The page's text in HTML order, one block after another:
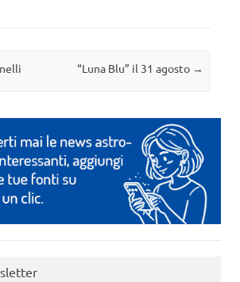
“Luna Blu” il 31 agosto →